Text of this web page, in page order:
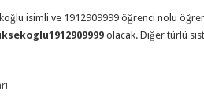
isimli ve 1912909999 öğrenci nolu
olacak. Diğer türlü